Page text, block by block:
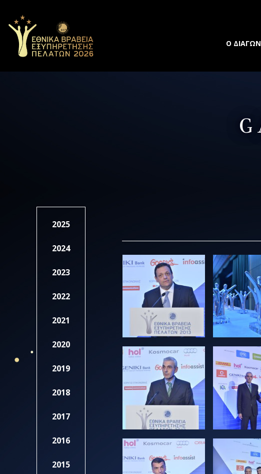
Ο
2025
2024
2023
2022
2021
2020
2019
2018
2017
2016
2015